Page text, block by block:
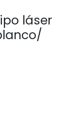
láser